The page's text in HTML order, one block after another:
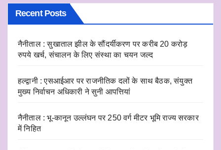
Recent Posts
नैनीताल : सुखाताल झील के सौंदर्यीकरण पर करीब 20 करोड़
रुपये खर्च, संचालन के लिए संस्था का चयन जल्द
हल्द्वानी : एसआईआर पर राजनीतिक दलों के साथ बैठक, संयुक्त
मुख्य निर्वाचन अधिकारी ने सुनी आपत्तियां
नैनीताल : भू-कानून उल्लंघन पर 250 वर्ग मीटर भूमि राज्य सरकार
में निहित